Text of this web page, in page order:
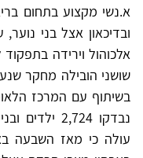
א.נשי מקצוע בתחום
ובדיכאון אצל בני
אלכוהול וירידה
שושני הובילה מחקר